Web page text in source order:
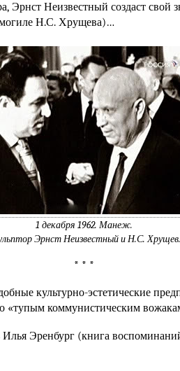
Эрнст Неизвестный создаст свой
Н.С. Хрущева)…
1 декабря 1962. Манеж.
Эрнст Неизвестный и Н.С. Хрущев.
* * *
культурно-эстетические
«тупым коммунистическим
Илья Эренбург (книга